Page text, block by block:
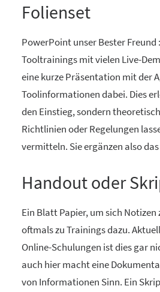
Folienset
PowerPoint unser Bester Freund
Tooltrainings mit vielen Live-
eine kurze Präsentation mit der
Toolinformationen dabei. Dies
den Einstieg, sondern
Richtlinien oder Regelungen
vermitteln. Sie ergänzen also
Handout oder
Ein Blatt Papier, um sich
oftmals zu Trainings dazu.
Online-Schulungen ist dies gar
auch hier macht eine
von Informationen Sinn. Ein